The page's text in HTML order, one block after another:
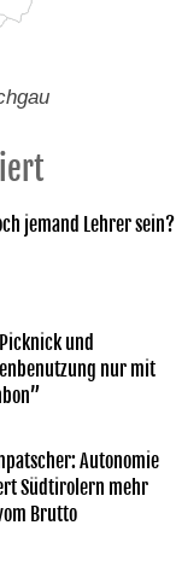
jemand Lehrer sein?
und
nur mit
Autonomie
Südtirolern mehr
Brutto